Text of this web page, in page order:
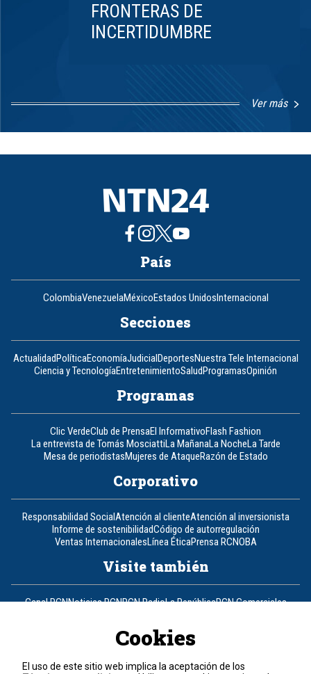
FRONTERAS DE
INCERTIDUMBRE
Ver más
1
8
País
ColombiaVenezuelaMéxicoEstados UnidosInternacional
Secciones
ActualidadPolíticaEconomíaJudicialDeportesNuestra Tele Internacional
Ciencia y TecnologíaEntretenimientoSaludProgramasOpinión
Programas
Clic VerdeClub de PrensaEl InformativoFlash Fashion
La entrevista de Tomás MosciattiLa MañanaLa NocheLa Tarde
Mesa de periodistasMujeres de AtaqueRazón de Estado
Corporativo
Responsabilidad SocialAtención al clienteAtención al inversionista
Informe de sostenibilidadCódigo de autorregulación
Ventas InternacionalesLínea ÉticaPrensa RCNOBA
Visite también
Canal RCNNoticias RCNRCN RadioLa RepúblicaRCN Comerciales
Un producto de RCN Televisión
Contáctenos
Cookies
El uso de este sitio web implica la aceptación de los